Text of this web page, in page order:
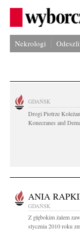
Nekrologi Odeszli
GDAŃSK
Drogi Piotrze
Konecranes and
ANIA
GDAŃSK
Z głębokim żalem
stycznia 2010 roku